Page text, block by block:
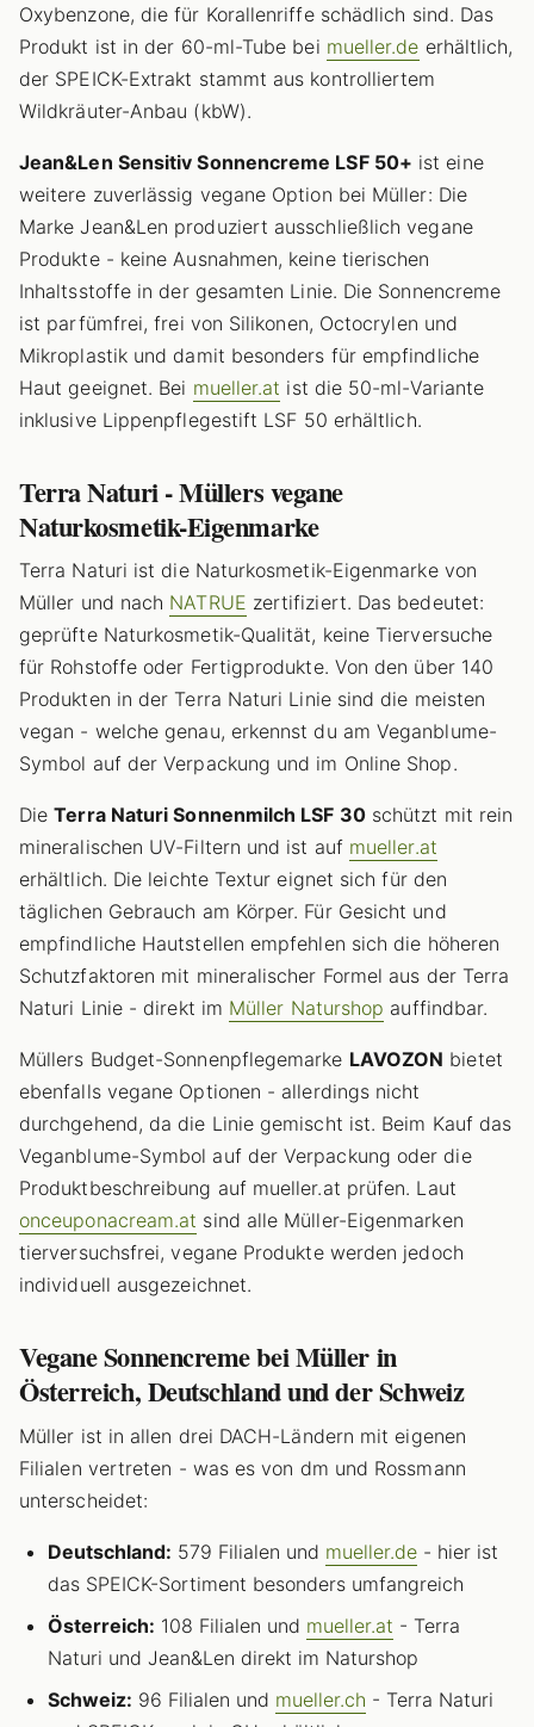
Oxybenzone, die für Korallenriffe schädlich sind. Das
Produkt ist in der 60-ml-Tube bei mueller.de erhältlich,
der SPEICK-Extrakt stammt aus kontrolliertem
Wildkräuter-Anbau (kbW).
Jean&Len Sensitiv Sonnencreme LSF 50+ ist eine
weitere zuverlässig vegane Option bei Müller: Die
Marke Jean&Len produziert ausschließlich vegane
Produkte - keine Ausnahmen, keine tierischen
Inhaltsstoffe in der gesamten Linie. Die Sonnencreme
ist parfümfrei, frei von Silikonen, Octocrylen und
Mikroplastik und damit besonders für empfindliche
Haut geeignet. Bei mueller.at ist die 50-ml-Variante
inklusive Lippenpflegestift LSF 50 erhältlich.
Terra Naturi - Müllers vegane
Naturkosmetik-Eigenmarke
Terra Naturi ist die Naturkosmetik-Eigenmarke von
Müller und nach NATRUE zertifiziert. Das bedeutet:
geprüfte Naturkosmetik-Qualität, keine Tierversuche
für Rohstoffe oder Fertigprodukte. Von den über 140
Produkten in der Terra Naturi Linie sind die meisten
vegan - welche genau, erkennst du am Veganblume-
Symbol auf der Verpackung und im Online Shop.
DieTerra Naturi Sonnenmilch LSF 30schützt mit rein
mineralischen UV-Filtern und ist auf mueller.at
erhältlich. Die leichte Textur eignet sich für den
täglichen Gebrauch am Körper. Für Gesicht und
empfindliche Hautstellen empfehlen sich die höheren
Schutzfaktoren mit mineralischer Formel aus der Terra
Naturi Linie - direkt im Müller Naturshop auffindbar.
Müllers Budget-Sonnenpflegemarke LAVOZON bietet
ebenfalls vegane Optionen - allerdings nicht
durchgehend, da die Linie gemischt ist. Beim Kauf das
Veganblume-Symbol auf der Verpackung oder die
Produktbeschreibung auf mueller.at prüfen. Laut
onceuponacream.at sind alle Müller-Eigenmarken
tierversuchsfrei, vegane Produkte werden jedoch
individuell ausgezeichnet.
Vegane Sonnencreme bei Müller in
Österreich, Deutschland und der Schweiz
Müller ist in allen drei DACH-Ländern mit eigenen
Filialen vertreten - was es von dm und Rossmann
unterscheidet:
Deutschland: 579 Filialen und mueller.de - hier ist
das SPEICK-Sortiment besonders umfangreich
Österreich: 108 Filialen und mueller.at - Terra
Naturi und Jean&Len direkt im Naturshop
Schweiz: 96 Filialen und mueller.ch - Terra Naturi